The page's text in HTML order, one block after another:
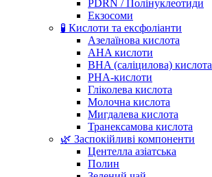
PDRN / Полінуклеотиди
Екзосоми
🧪 Кислоти та ексфоліанти
Азелаїнова кислота
AHA кислоти
BHA (саліцилова) кислота
PHA-кислоти
Гліколева кислота
Молочна кислота
Мигдалева кислота
Транексамова кислота
🌿 Заспокійливі компоненти
Центелла азіатська
Полин